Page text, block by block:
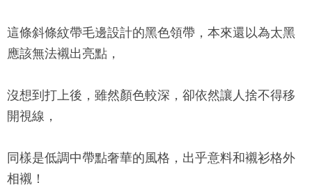
這條斜條紋帶毛邊設計的黑色領帶，本來還以為太黑
應該無法襯出亮點，
沒想到打上後，雖然顏色較深，卻依然讓人捨不得移
開視線，
同樣是低調中帶點奢華的風格，出乎意料和襯衫格外
相襯！